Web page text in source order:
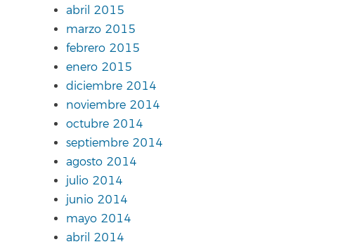
abril 2015
marzo 2015
febrero 2015
enero 2015
diciembre 2014
noviembre 2014
octubre 2014
septiembre 2014
agosto 2014
julio 2014
junio 2014
mayo 2014
abril 2014